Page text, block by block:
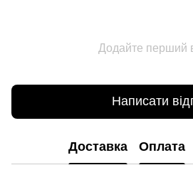
Додайте перший
Написати
Доставка Оплата